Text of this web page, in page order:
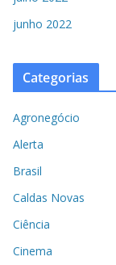
junho 2022
Categorias
Agronegócio
Alerta
Brasil
Caldas Novas
Ciência
Cinema